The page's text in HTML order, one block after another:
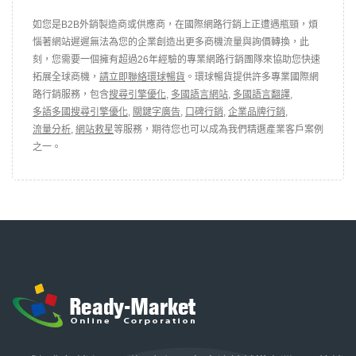
如您是B2B外銷製造商或供應商，在國際網路行銷上正遭遇瓶頸，煩
惱著網站遲遲無法為您的企業創造出更多商機流量與詢價轉換，此
刻，您需要一個擁有超過26年經驗的專業網路行銷團隊來協助您快速
拓展全球商機， 請立即聯絡環球暢貨 。環球暢貨提供許多專業國際網
路行銷服務，包含搜尋引擎優化, 多國語言網站, 多國語言翻譯,
多語多國搜尋引擎優化, 關鍵字廣告, 口碑行銷, 企業品牌行銷,
流量分析, 網站救星等服務，期待您也可以成為我們精選產業客戶案例
之一。